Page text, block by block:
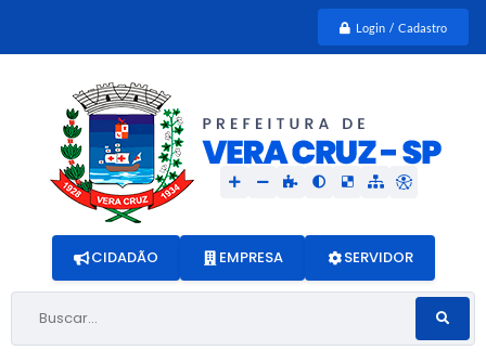
Login / Cadastro
Buscar...
CIDADÃO EMPRESA SERVIDOR